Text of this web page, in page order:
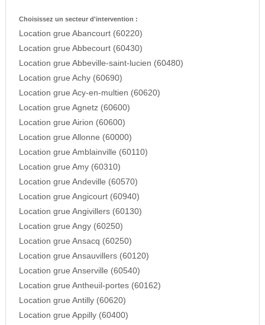
Choisissez un secteur d'intervention :
Location grue Abancourt (60220)
Location grue Abbecourt (60430)
Location grue Abbeville-saint-lucien (60480)
Location grue Achy (60690)
Location grue Acy-en-multien (60620)
Location grue Agnetz (60600)
Location grue Airion (60600)
Location grue Allonne (60000)
Location grue Amblainville (60110)
Location grue Amy (60310)
Location grue Andeville (60570)
Location grue Angicourt (60940)
Location grue Angivillers (60130)
Location grue Angy (60250)
Location grue Ansacq (60250)
Location grue Ansauvillers (60120)
Location grue Anserville (60540)
Location grue Antheuil-portes (60162)
Location grue Antilly (60620)
Location grue Appilly (60400)